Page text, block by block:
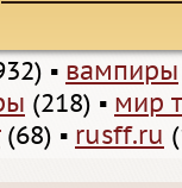
▪ вампиры
(218) ▪ мир
(68) ▪ rusff.ru